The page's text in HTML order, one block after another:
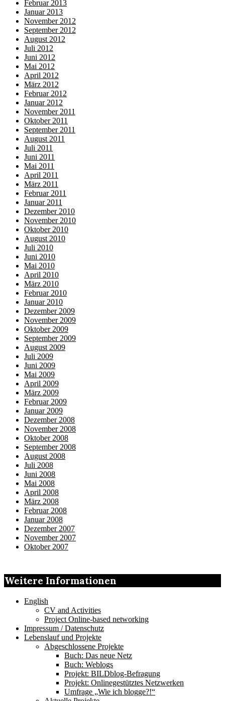
Februar 2013
Januar 2013
November 2012
September 2012
August 2012
Juli 2012
Juni 2012
Mai 2012
April 2012
März 2012
Februar 2012
Januar 2012
November 2011
Oktober 2011
September 2011
August 2011
Juli 2011
Juni 2011
Mai 2011
April 2011
März 2011
Februar 2011
Januar 2011
Dezember 2010
November 2010
Oktober 2010
August 2010
Juli 2010
Juni 2010
Mai 2010
April 2010
März 2010
Februar 2010
Januar 2010
Dezember 2009
November 2009
Oktober 2009
September 2009
August 2009
Juli 2009
Juni 2009
Mai 2009
April 2009
März 2009
Februar 2009
Januar 2009
Dezember 2008
November 2008
Oktober 2008
September 2008
August 2008
Juli 2008
Juni 2008
Mai 2008
April 2008
März 2008
Februar 2008
Januar 2008
Dezember 2007
November 2007
Oktober 2007
Weitere Informationen
English
CV and Activities
Project Online-based networking
Impressum / Datenschutz
Lebenslauf und Projekte
Abgeschlossene Projekte
Buch: Das neue Netz
Buch: Weblogs
Projekt: BILDblog-Befragung
Projekt: Onlinegestütztes Netzwerken
Umfrage „Wie ich blogge?!“